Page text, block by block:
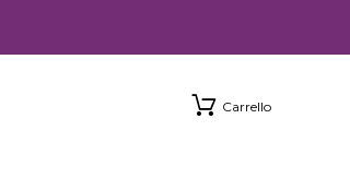
Carrello